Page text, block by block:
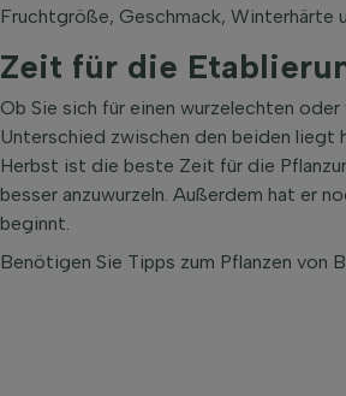
Fruchtgröße, Geschmack, Winterhärte
Zeit für die
Ob Sie sich für einen wurzelechten
Unterschied zwischen den beiden liegt
Herbst ist die beste Zeit für die
besser anzuwurzeln. Außerdem hat er
beginnt.
Benötigen Sie Tipps zum Pflanzen von